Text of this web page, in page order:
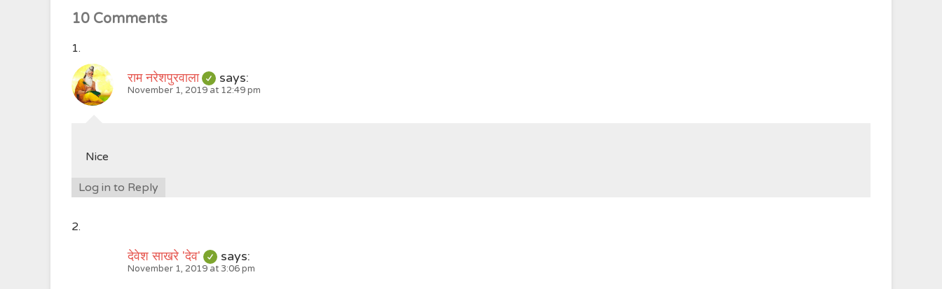
10 Comments
राम नरेशपुरवाला says:
November 1, 2019 at 12:49 pm
Nice
Log in to Reply
देवेश साखरे 'देव' says:
November 1, 2019 at 3:06 pm